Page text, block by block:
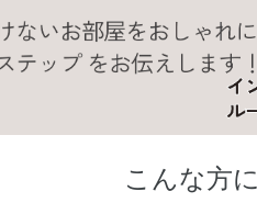
こんな方に